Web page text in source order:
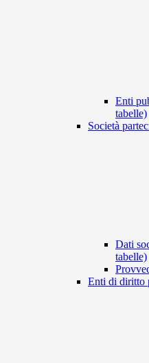
Enti
tabelle)
Società
Dati
tabelle)
Enti di diritto